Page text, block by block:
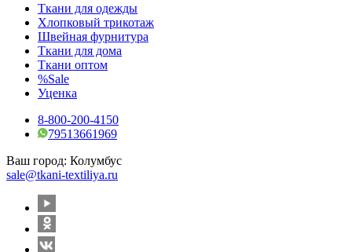
Ткани для одежды
Хлопковый трикотаж
Швейная фурнитура
Ткани для дома
Ткани оптом
%Sale
Уценка
8-800-200-4150
79513661969
Ваш город: Колумбус
sale@tkani-textiliya.ru